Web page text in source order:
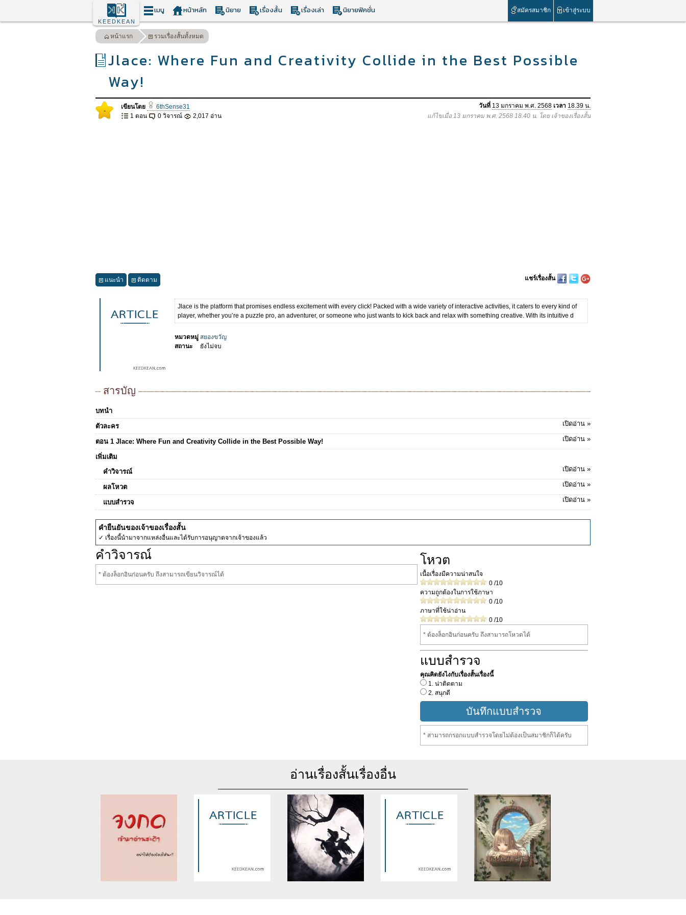
KEEDKEAN
เมนู หน้าหลัก นิยาย เรื่องสั้น เรื่องเล่า นิยายฟิคชั่น สมัครสมาชิก เข้าสู่ระบบ
หน้าแรก รวมเรื่องสั้นทั้งหมด
Jlace: Where Fun and Creativity Collide in the Best Possible
Way!
- เขียนโดย 6thSense31 วันที่ 13 มกราคม พ.ศ. 2568 เวลา 18.39 น.
1 ตอน
0 วิจารณ์ 2,017 อ่าน แก้ไขเมื่อ 13 มกราคม พ.ศ. 2568 18.40 น. โดย เจ้าของเรื่องสั้น
แนะนำ ติดตาม แชร์เรื่องสั้น
Jlace is the platform that promises endless excitement with every click! Packed with a wide variety of interactive activities, it caters to every kind of
player, whether you’re a puzzle pro, an adventurer, or someone who just wants to kick back and relax with something creative. With its intuitive d
หมวดหมู่ สยองขวัญ
สถานะ
ยังไม่จบ
สารบัญ
บทนำ
ตัวละคร
เปิดอ่าน »
ตอน 1 Jlace: Where Fun and Creativity Collide in the Best Possible Way! เปิดอ่าน »
เพิ่มเติม
คำวิจารณ์
เปิดอ่าน »
ผลโหวต เปิดอ่าน »
แบบสำรวจ เปิดอ่าน »
คำยืนยันของเจ้าของเรื่องสั้น
✓ เรื่องนี้นำมาจากแหล่งอื่นและได้รับการอนุญาตจากเจ้าของแล้ว
คำวิจารณ์
* ต้องล็อกอินก่อนครับ ถึงสามารถเขียนวิจารณ์ได้
โหวต
เนื้อเรื่องมีความน่าสนใจ
0/10
ความถูกต้องในการใช้ภาษา
0/10
ภาษาที่ใช้น่าอ่าน
0/10
* ต้องล็อกอินก่อนครับ ถึงสามารถโหวดได้
แบบสำรวจ
คุณคิดยังไงกับเรื่องสั้นเรื่องนี้
1. น่าติดตาม
2. สนุกดี
* สามารถกรอกแบบสำรวจโดยไม่ต้องเป็นสมาชิกก็ได้ครับ
อ่านเรื่องสั้นเรื่องอื่น